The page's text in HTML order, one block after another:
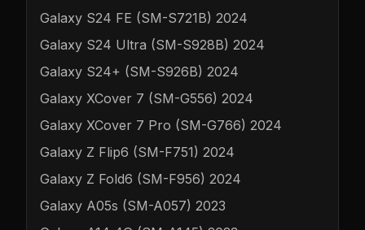
Galaxy S24 FE (SM-S721B) 2024
Galaxy S24 Ultra (SM-S928B) 2024
Galaxy S24+ (SM-S926B) 2024
Galaxy XCover 7 (SM-G556) 2024
Galaxy XCover 7 Pro (SM-G766) 2024
Galaxy Z Flip6 (SM-F751) 2024
Galaxy Z Fold6 (SM-F956) 2024
Galaxy A05s (SM-A057) 2023